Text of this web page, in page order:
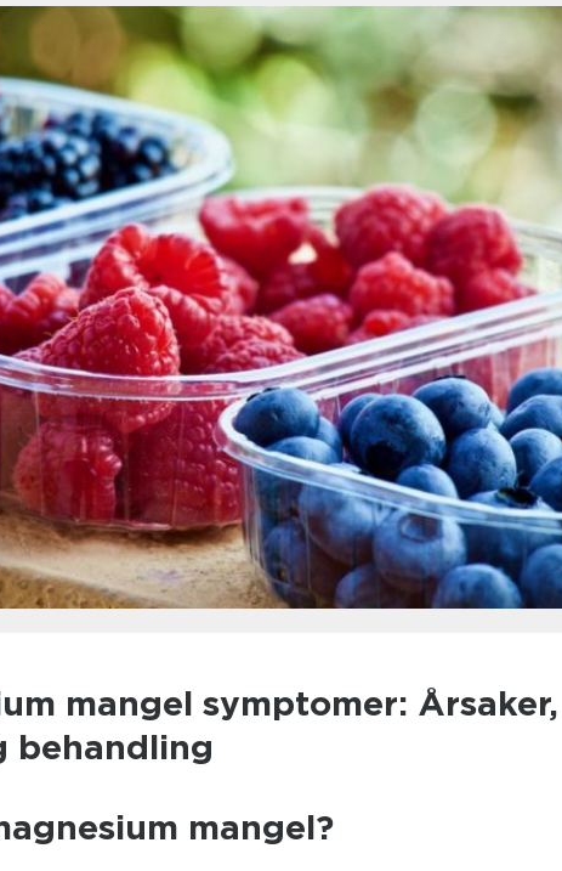
mangel symptomer: Årsaker,
behandling
mangel?